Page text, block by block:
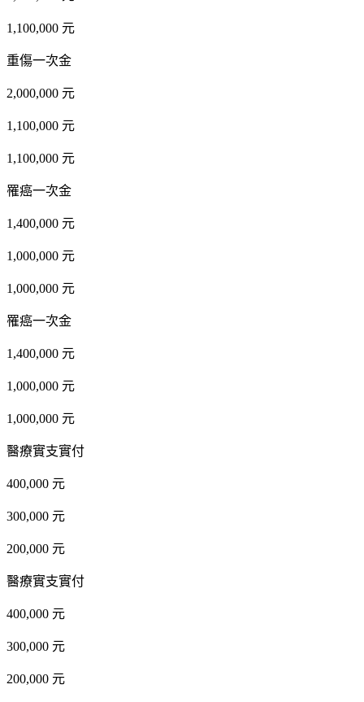
1,100,000 元
重傷一次金
2,000,000 元
1,100,000 元
1,100,000 元
罹癌一次金
1,400,000 元
1,000,000 元
1,000,000 元
罹癌一次金
1,400,000 元
1,000,000 元
1,000,000 元
醫療實支實付
400,000 元
300,000 元
200,000 元
醫療實支實付
400,000 元
300,000 元
200,000 元